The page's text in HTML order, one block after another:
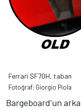
Ferrari SF70H, taban
Fotoğraf: Giorgio Piola
Bargeboard'un